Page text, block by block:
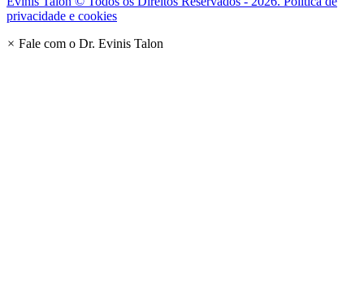
privacidade e cookies
× Fale com o Dr. Evinis Talon